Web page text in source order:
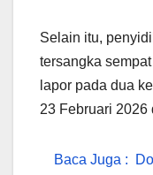
Selain itu,
tersangka
lapor pada dua
23 Februari 2026
Baca Juga :